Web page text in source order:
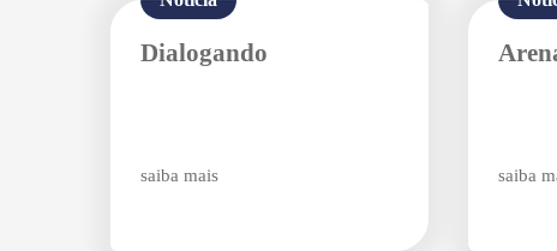
Dialogando
saiba mais saiba